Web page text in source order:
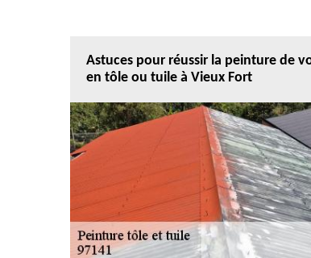
Astuces pour réussir la peinture de
en tôle ou tuile à Vieux Fort